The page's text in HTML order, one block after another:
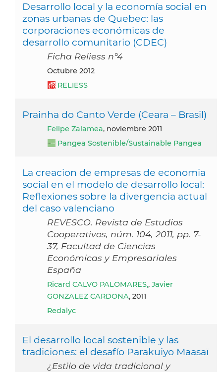
Desarrollo local y la economía social en
zonas urbanas de Quebec: las
corporaciones económicas de
desarrollo comunitario (CDEC)
Ficha Reliess n°4
octubre 2012
RELIESS
Prainha do Canto Verde (Ceara – Brasil)
Felipe Zalamea, noviembre 2011
Pangea Sostenible/Sustainable Pangea
La creacion de empresas de economia
social en el modelo de desarrollo local:
Reflexiones sobre la divergencia actual
del caso valenciano
REVESCO. Revista de Estudios
Cooperativos, núm. 104, 2011, pp. 7-
37, Facultad de Ciencias
Económicas y Empresariales
España
Ricard CALVO PALOMARES,, Javier
GONZALEZ CARDONA, 2011
Redalyc
El desarrollo local sostenible y las
tradiciones: el desafío Parakuiyo Maasaï
¿Estilo de vida tradicional y